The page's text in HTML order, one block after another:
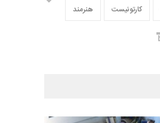
هنرمند کارتونیست